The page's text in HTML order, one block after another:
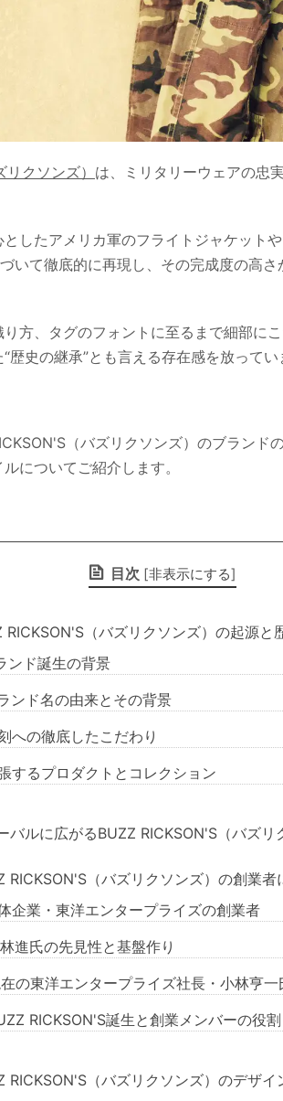
クソンズ） は、ミリタリーウェアの忠
したアメリカ軍のフライトジャケット
いて徹底的に再現し、その完成度の高
り方、タグのフォントに至るまで細部に
歴史の継承”とも言える存在感を放ってい
（バズリクソンズ）のブランド
についてご紹介します。
目次 [非表示にする]
RICKSON'S（バズリクソンズ）の起源と
ンド誕生の背景
ンド名の由来とその背景
への徹底したこだわり
するプロダクトとコレクション
バルに広がるBUZZ RICKSON'S（バズリ
RICKSON'S（バズリクソンズ）の創業者
企業・東洋エンタープライズの創業者
進氏の先見性と基盤作り
の東洋エンタープライズ社長・小林亨一
RICKSON'S誕生と創業メンバーの役割
RICKSON'S（バズリクソンズ）のデザ